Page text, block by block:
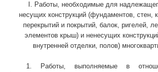
I. Работы, необходимые для
несущих конструкций (фундаментов, стен,
перекрытий и покрытий, балок, ригелей,
элементов крыш) и ненесущих
внутренней отделки, полов)
1. Работы, выполняемые в